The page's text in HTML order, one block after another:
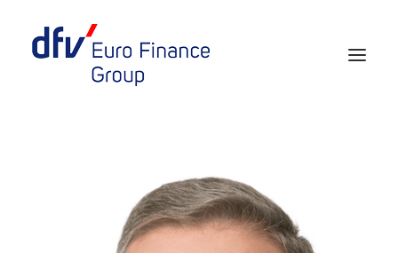
Tickets 29th EURO FINANCE WEEK